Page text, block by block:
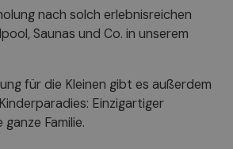
nach solch erlebnisreichen
Saunas und Co. in unserem
für die Kleinen gibt es außerdem
Einzigartiger
Familie.